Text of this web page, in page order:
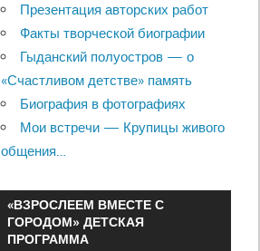
Презентация авторских работ
Факты творческой биографии
Гыданский полуостров — о
«Счастливом детстве» память
Биография в фотографиях
Мои встречи — Крупицы живого
общения…
«ВЗРОСЛЕЕМ ВМЕСТЕ С
ГОРОДОМ» ДЕТСКАЯ
ПРОГРАММА